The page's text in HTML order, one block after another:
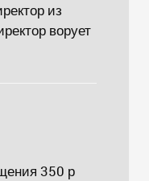
из
ворует
350 р